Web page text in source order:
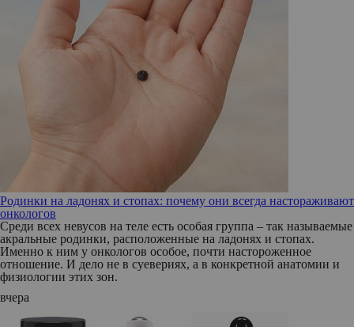
Родинки на ладонях и стопах: почему они всегда настораживают
онкологов
Среди всех невусов на теле есть особая группа – так называемые
акральные родинки, расположенные на ладонях и стопах.
Именно к ним у онкологов особое, почти настороженное
отношение. И дело не в суевериях, а в конкретной анатомии и
физиологии этих зон.
вчера